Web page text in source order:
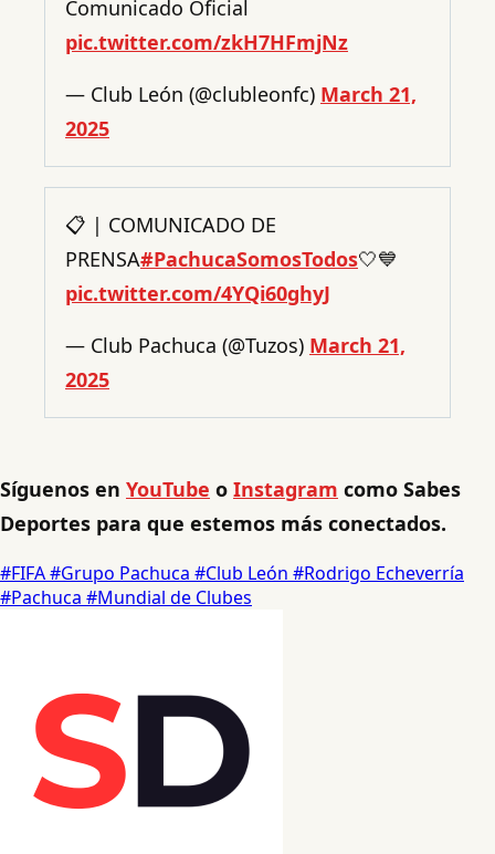
Comunicado Oficial
pic.twitter.com/zkH7HFmjNz
— Club León (@clubleonfc) March 21,
2025
📋 | COMUNICADO DE
PRENSA#PachucaSomosTodos🤍💙
pic.twitter.com/4YQi60ghyJ
— Club Pachuca (@Tuzos) March 21,
2025
Síguenos en YouTube o Instagram como Sabes
Deportes para que estemos más conectados.
#FIFA#Grupo Pachuca #Club León #Rodrigo Echeverría
#Pachuca #Mundial de Clubes